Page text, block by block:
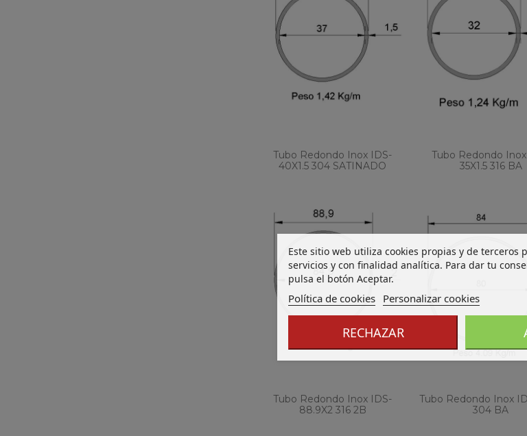
Tubo Redondo Inox IDS-
40X1.5 304 SATINADO
Tubo Redondo
35X1.5 316 BA
Tubo Redondo Inox IDS-
88.9X2 316 2B
Tubo Redondo Inox
304 BA
Este sitio web utiliza cookies propias y de terceros
servicios y con finalidad analítica. Para dar tu
pulsa el botón Aceptar.
Política de cookies Personalizar cookies
RECHAZAR